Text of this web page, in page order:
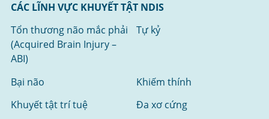
CÁC LĨNH VỰC KHUYẾT TẬT NDIS
Tổn thương não mắc phải
(Acquired Brain Injury –
ABI)
Tự kỷ
Bại não
Khiếm thính
Khuyết tật trí tuệ
Đa xơ cứng